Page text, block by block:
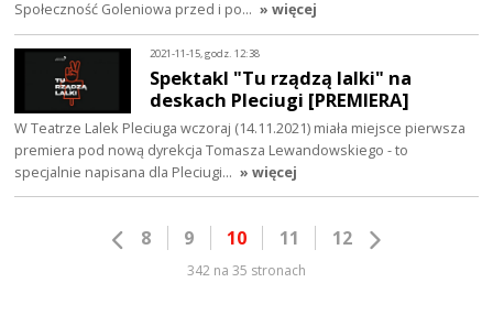
Społeczność Goleniowa przed i po… » więcej
2021-11-15, godz. 12:38
Spektakl "Tu rządzą lalki" na
deskach Pleciugi [PREMIERA]
W Teatrze Lalek Pleciuga wczoraj (14.11.2021) miała miejsce pierwsza
premiera pod nową dyrekcja Tomasza Lewandowskiego - to
specjalnie napisana dla Pleciugi… » więcej
8 9 10 11 12
342 na 35 stronach